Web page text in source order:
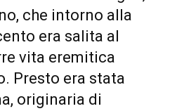
che intorno alla
era salita al
vita eremitica
Presto era stata
originaria di